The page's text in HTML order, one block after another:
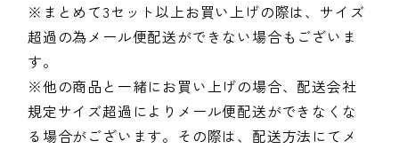
※まとめて3セット以上お買い上げの際は、サイズ
超過の為メール便配送ができない場合もございま
す。
※他の商品と一緒にお買い上げの場合、配送会社
規定サイズ超過によりメール便配送ができなくな
る場合がございます。その際は、配送方法にてメ